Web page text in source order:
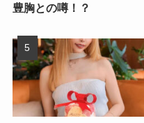
豊胸との噂！？